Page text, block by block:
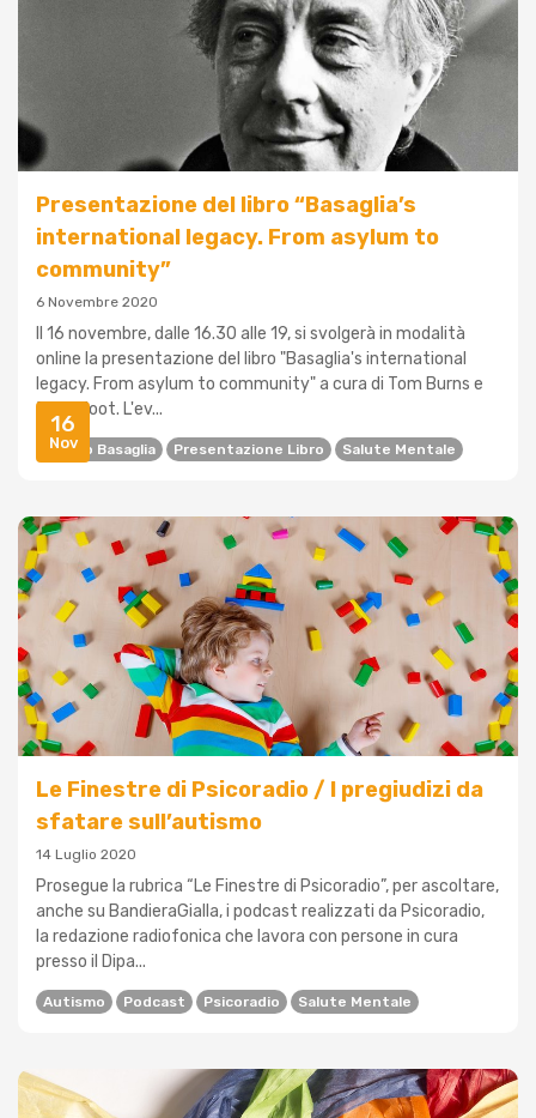
16
Nov
Presentazione del libro “Basaglia’s
international legacy. From asylum to
community”
6 Novembre 2020
Il 16 novembre, dalle 16.30 alle 19, si svolgerà in modalità
online la presentazione del libro "Basaglia's international
legacy. From asylum to community" a cura di Tom Burns e
John Foot. L'ev...
Franco Basaglia Presentazione Libro Salute Mentale
Le Finestre di Psicoradio / I pregiudizi da
sfatare sull’autismo
14 Luglio 2020
Prosegue la rubrica “Le Finestre di Psicoradio”, per ascoltare,
anche su BandieraGialla, i podcast realizzati da Psicoradio,
la redazione radiofonica che lavora con persone in cura
presso il Dipa...
Autismo Podcast Psicoradio Salute Mentale